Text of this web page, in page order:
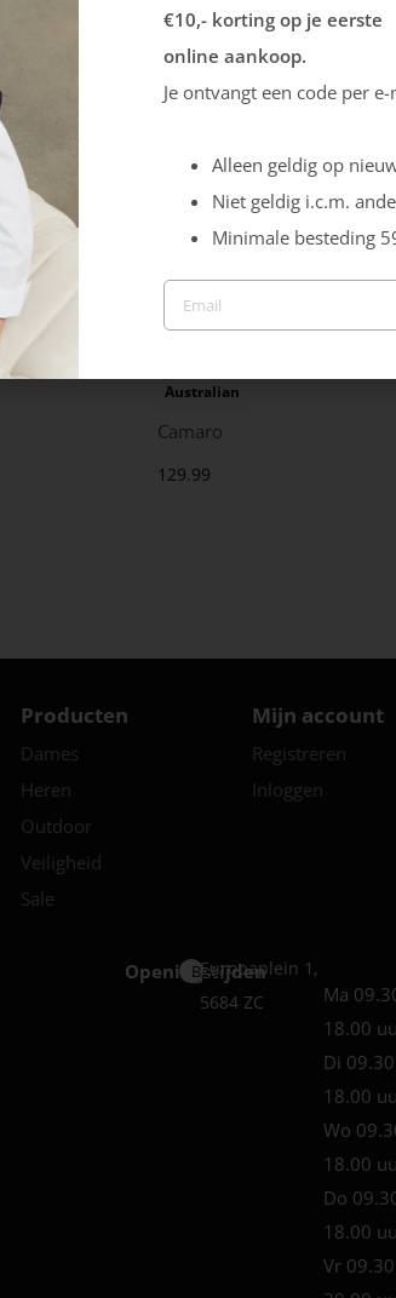
Australian
Camaro
129.99
Producten
Dames
Heren
Outdoor
Veiligheid
Sale
Mijn account
Registreren
Inloggen
Openingstijden
Best
Europaplein 1,
5684 ZC
Ma
18.00
Di
18.00
Wo
18.00
Do
18.00
Vr
€10,- korting op je eerste
online aankoop.
Je ontvangt een code per
Alleen geldig op
Niet geldig i.c.m.
Minimale besteding